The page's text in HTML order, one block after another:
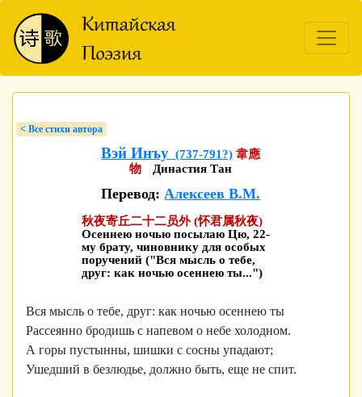
< Bсе стихи автора
Вэй Инъу (737-791?) 韋應
物
Династия Тан
Перевод:Алексеев В.М.
秋夜寄丘二十二员外 (怀君属秋夜)
Осеннею ночью посылаю Цю, 22-
му брату, чиновнику для особых
поручений ("Вся мысль о тебе,
друг: как ночью осеннею ты...")
Вся мысль о тебе, друг: как ночью осеннею ты
Рассеянно бродишь с напевом о небе холодном.
А горы пустынны, шишки с сосны упадают;
Ушедший в безлюдье, должно быть, еще не спит.